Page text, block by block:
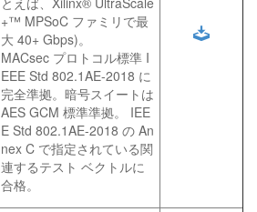
+™ MPSoC ファミリで最
大 40+ Gbps)。
MACsec プロトコル標準 I
EEE Std 802.1AE-2018 に
完全準拠。暗号スイートは
AES GCM 標準準拠。 IEE
E Std 802.1AE-2018 の An
nex C で指定されている関
連するテスト ベクトルに
合格。